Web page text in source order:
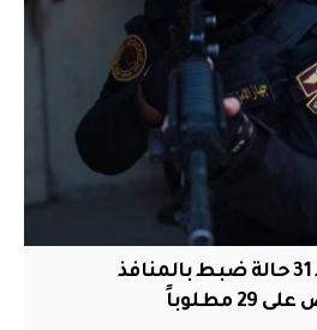
الأمن الوطني: تنفيذ 31 حالة ضبط بالمنافذ
مطلوباً